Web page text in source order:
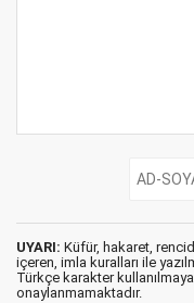
UYARI: Küfür, hakaret,
içeren, imla kuralları ile
Türkçe karakter
onaylanmamaktadır.